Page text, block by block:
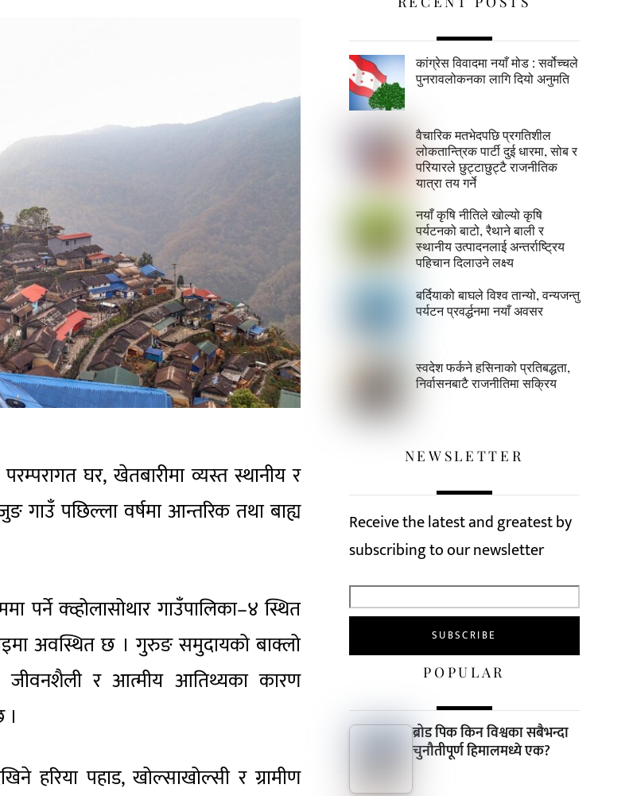
घर, खेतबारीमा व्यस्त स्थानीय र
पछिल्ला वर्षमा आन्तरिक तथा बाह्य
पर्ने क्व्होलासोथार गाउँपालिका–४ स्थित
अवस्थित छ । गुरुङ समुदायको बाक्लो
जीवनशैली र आत्मीय आतिथ्यका कारण
हरिया पहाड, खोल्साखोल्सी र ग्रामीण
कांग्रेस विवादमा नयाँ मोड : सर्वोच्चले
पुनरावलोकनका लागि दियो अनुमति
वैचारिक मतभेदपछि प्रगतिशील
लोकतान्त्रिक पार्टी दुई धारमा, सोब र
परियारले छुट्टाछुट्टै राजनीतिक
यात्रा तय गर्ने
नयाँ कृषि नीतिले खोल्यो कृषि
पर्यटनको बाटो, रैथाने बाली र
स्थानीय उत्पादनलाई अन्तर्राष्ट्रिय
पहिचान दिलाउने लक्ष्य
बर्दियाको बाघले विश्व तान्यो, वन्यजन्तु
पर्यटन प्रवर्द्धनमा नयाँ अवसर
स्वदेश फर्कने हसिनाको प्रतिबद्धता,
निर्वासनबाटै राजनीतिमा सक्रिय
NEWSLETTER
Receive the latest and greatest by
subscribing to our newsletter
POPULAR
ब्रोड पिक किन विश्वका सबैभन्दा
चुनौतीपूर्ण हिमालमध्ये एक?